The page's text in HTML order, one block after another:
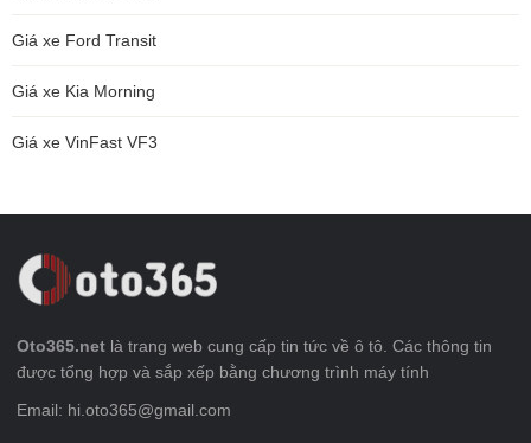
Giá xe Ford Transit
Giá xe Kia Morning
Giá xe VinFast VF3
Oto365.net là trang web cung cấp tin tức về ô tô. Các thông tin
được tổng hợp và sắp xếp bằng chương trình máy tính
Email: hi.oto365@gmail.com